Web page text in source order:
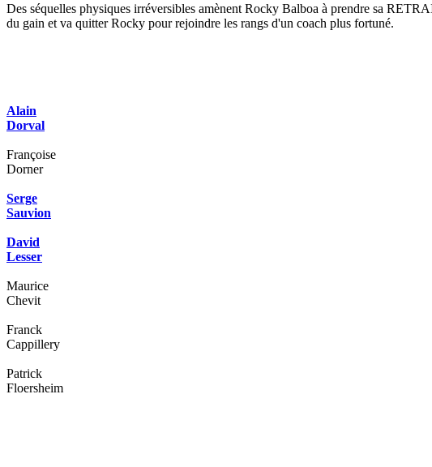
Des séquelles physiques irréversibles amènent Rocky Balboa à prendre sa
du gain et va quitter Rocky pour rejoindre les rangs d'un coach plus fortuné.
Alain
Dorval
Françoise
Dorner
Serge
Sauvion
David
Lesser
Maurice
Chevit
Franck
Cappillery
Patrick
Floersheim